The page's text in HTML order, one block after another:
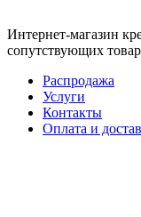
Интернет-магазин
сопутствующих
Распродажа
Услуги
Контакты
Оплата и